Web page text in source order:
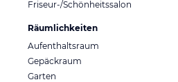
Friseur-/Schönheitssalon
Räumlichkeiten
Aufenthaltsraum
Gepäckraum
Garten